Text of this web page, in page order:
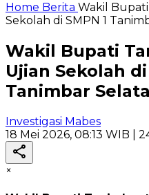
Home Berita Wakil
Sekolah di SMPN 1
Wakil Bupati
Ujian Sekolah di
Tanimbar
Investigasi Mabes
18 Mei 2026, 08:13 WIB |
×